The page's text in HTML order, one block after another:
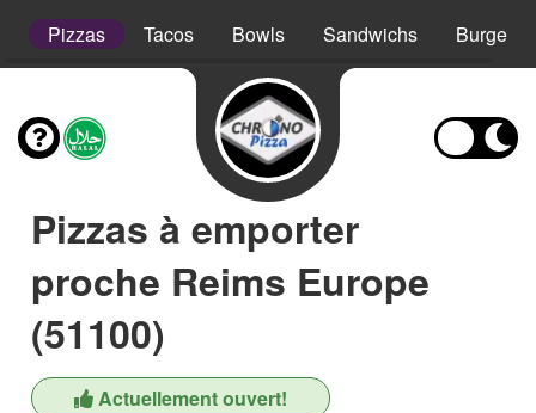
Pizzas Tacos Bowls Sandwichs Burgers
Pizzas à emporter
proche Reims Europe
(51100)
Actuellement ouvert!